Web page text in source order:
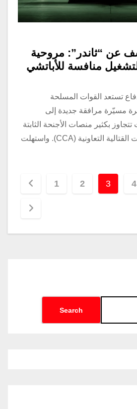
عن “ثاندر”: مروحية
منافسة للأباتشي
تستعد القوات المسلحة
مسيّرة مرافقة جديدة إلى
تتجاوز بكثير منصات الأجنحة الثابتة
ضمن برنامج الطائرات القتالية التعاونية (CCA). واستهلت
1 2 3 4
Search